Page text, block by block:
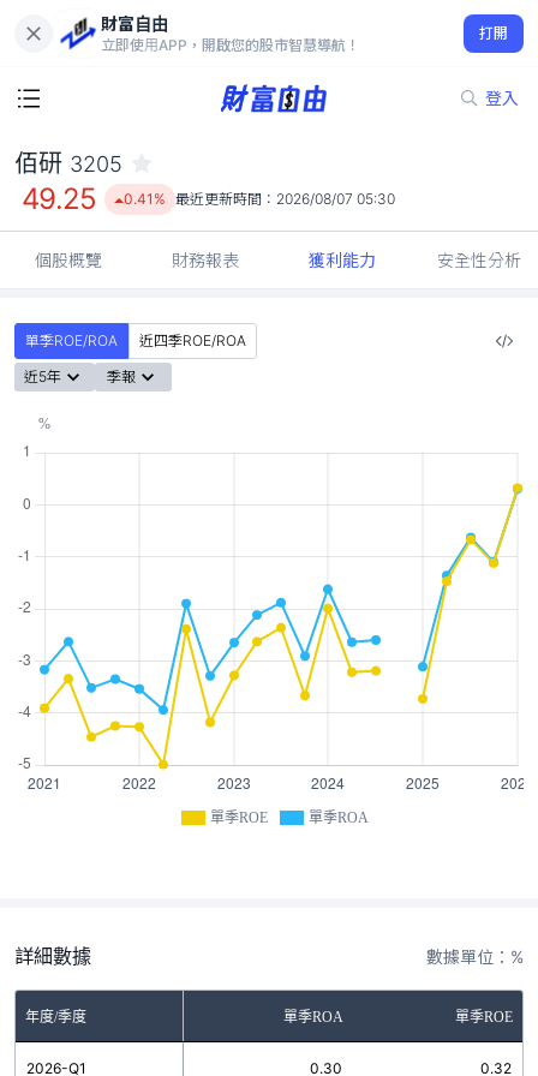
財富自由
立即使用APP，開啟您的股市智慧導航！
打開
登入
49.25
0.41%
佰研 3205
49.25 0.41% 最近更新時間： 2026/08/07 05:30
個股概覽 財務報表 獲利能力 安全性分析
單季ROE/ROA
近四季ROE/ROA
近5年
季報
單季ROE 單季ROA
詳細數據 數據單位：%
年度/季度 單季ROA 單季ROE
2026-Q1 0.30 0.32